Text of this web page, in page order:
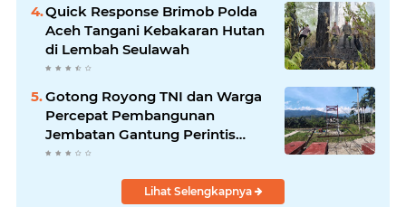
Quick Response Brimob Polda
Aceh Tangani Kebakaran Hutan
di Lembah Seulawah
Gotong Royong TNI dan Warga
Percepat Pembangunan
Jembatan Gantung Perintis
Kuta Ujung Aceh Tenggara
Lihat Selengkapnya